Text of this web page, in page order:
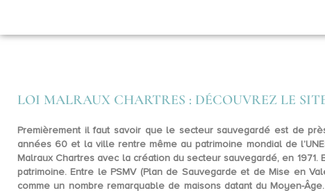
LOI MALRAUX CHARTRES : DÉCOUVREZ LE
Premièrement il faut savoir que le secteur sauvegardé est de
années 60 et la ville rentre même au patrimoine mondial de
Malraux Chartres avec la création du secteur sauvegardé, en
patrimoine. Entre le PSMV(Plan de Sauvegarde et de Mise en
comme un nombre remarquable de maisons datant du Moyen-